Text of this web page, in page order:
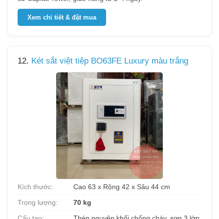
Xem chi tiết & đặt mua
12. Két sắt việt tiệp BO63FE Luxury màu trắng
Kích thước:
Cao 63 x Rộng 42 x Sâu 44 cm
Trọng lượng:
70 kg